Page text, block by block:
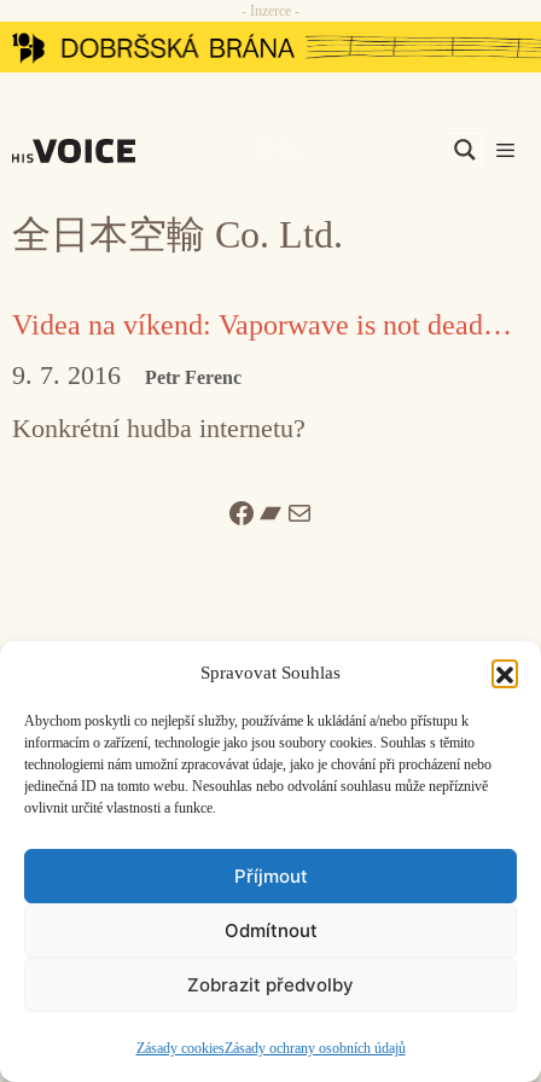
Spravovat Souhlas
Abychom poskytli co nejlepší služby, používáme k ukládání a/nebo přístupu k
informacím o zařízení, technologie jako jsou soubory cookies. Souhlas s těmito
technologiemi nám umožní zpracovávat údaje, jako je chování při procházení nebo
jedinečná ID na tomto webu. Nesouhlas nebo odvolání souhlasu může nepříznivě
ovlivnit určité vlastnosti a funkce.
Příjmout
Odmítnout
Zobrazit předvolby
Zásady cookiesZásady ochrany osobních údajů
Přeskočit
na
- Inzerce -
全日本空輸 Co. Ltd.
Videa na víkend: Vaporwave is not dead…
9. 7. 2016 Petr Ferenc
Konkrétní hudba internetu?
Facebook
Bandcamp
Mail
ČASOPIS O JINÉ HUDBĚ | vydáváHudební informační středisko
|
©2026 HISvoice – design a adminAtelier Dokument